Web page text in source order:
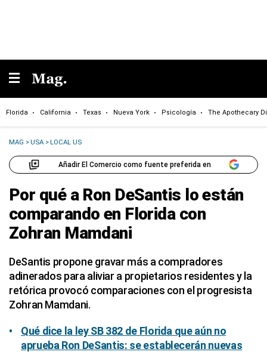
Florida California Texas Nueva York Psicología The Apothecary
MAG >USA >LOCAL US
Añadir El Comercio como fuente preferida en
Por qué a Ron DeSantis lo están
comparando en Florida con
Zohran Mamdani
DeSantis propone gravar más a compradores
adinerados para aliviar a propietarios residentes y la
retórica provocó comparaciones con el progresista
Zohran Mamdani.
Qué dice la ley SB 382 de Florida que aún no
aprueba Ron DeSantis: se establecerán nuevas